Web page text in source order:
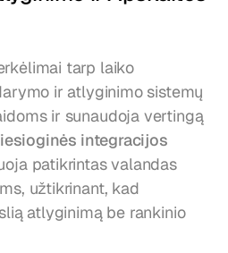
tarp laiko
ir atlyginimo sistemų
ir sunaudoja vertingą
integracijos
patikrintas valandas
užtikrinant, kad
atlyginimą be rankinio